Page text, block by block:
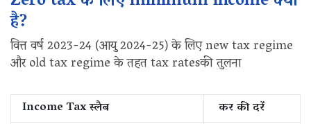
है?
वित्त वर्ष 2023-24 (आयु 2024-25) के लिए new tax regime
और old tax regime के तहत tax ratesकी तुलना
Income Tax स्लैब
कर की दरें